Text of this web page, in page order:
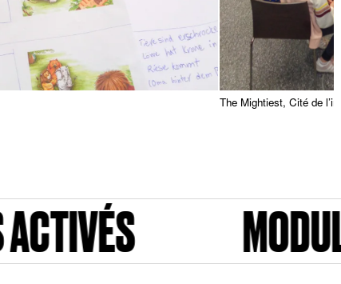
The Mightiest, Cité de
MODULES